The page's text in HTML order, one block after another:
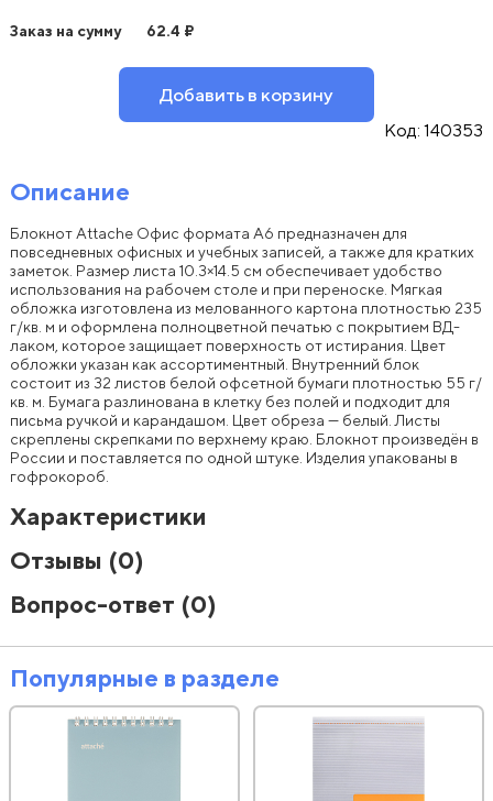
Заказ на сумму 62.4 ₽
Добавить в корзину
Код: 140353
Описание
Блокнот Attache Офис формата А6 предназначен для
повседневных офисных и учебных записей, а также для кратких
заметок. Размер листа 10.3×14.5 см обеспечивает удобство
использования на рабочем столе и при переноске. Мягкая
обложка изготовлена из мелованного картона плотностью 235
г/кв. м и оформлена полноцветной печатью с покрытием ВД-
лаком, которое защищает поверхность от истирания. Цвет
обложки указан как ассортиментный. Внутренний блок
состоит из 32 листов белой офсетной бумаги плотностью 55 г/
кв. м. Бумага разлинована в клетку без полей и подходит для
письма ручкой и карандашом. Цвет обреза — белый. Листы
скреплены скрепками по верхнему краю. Блокнот произведён в
России и поставляется по одной штуке. Изделия упакованы в
гофрокороб.
Характеристики
Отзывы (0)
Вопрос-ответ (0)
Популярные в разделе